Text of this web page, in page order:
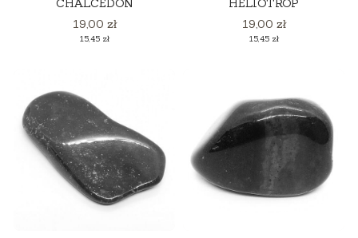
CHALCEDON
Cena
19,00 zł
Cena
15,45 zł
HELIOTROP
Cena
19,00 zł
Cena
15,45 zł